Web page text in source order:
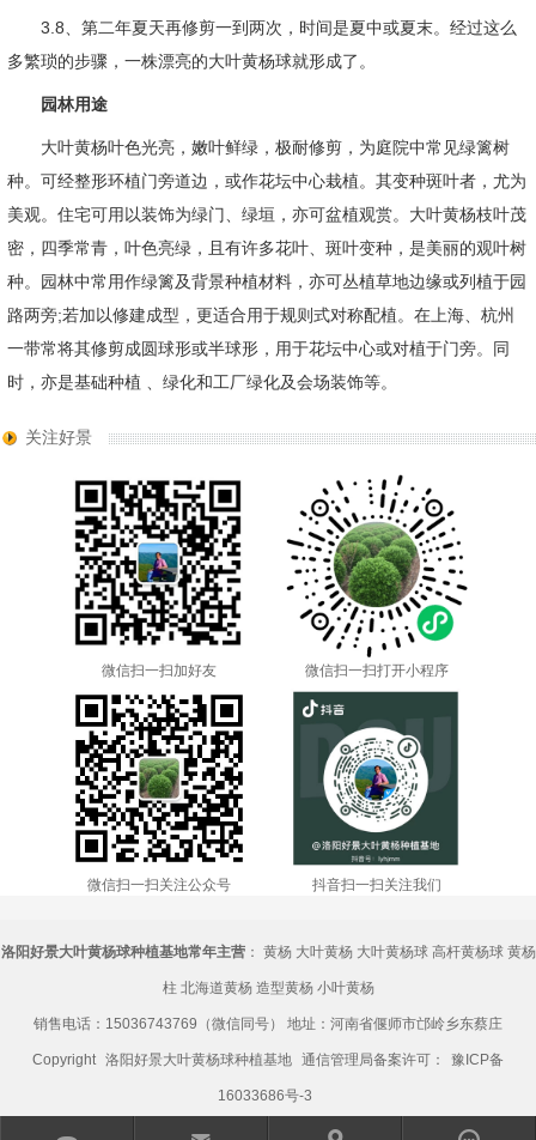
3.8、第二年夏天再修剪一到两次，时间是夏中或夏末。经过这么
多繁琐的步骤，一株漂亮的大叶黄杨球就形成了。
园林用途
大叶黄杨叶色光亮，嫩叶鲜绿，极耐修剪，为庭院中常见绿篱树
种。可经整形环植门旁道边，或作花坛中心栽植。其变种斑叶者，尤为
美观。住宅可用以装饰为绿门、绿垣，亦可盆植观赏。大叶黄杨枝叶茂
密，四季常青，叶色亮绿，且有许多花叶、斑叶变种，是美丽的观叶树
种。园林中常用作绿篱及背景种植材料，亦可丛植草地边缘或列植于园
路两旁;若加以修建成型，更适合用于规则式对称配植。在上海、杭州
一带常将其修剪成圆球形或半球形，用于花坛中心或对植于门旁。同
时，亦是基础种植 、绿化和工厂绿化及会场装饰等。
关注好景
微信扫一扫加好友 微信扫一扫打开小程序
微信扫一扫关注公众号 抖音扫一扫关注我们
洛阳好景大叶黄杨球种植基地常年主营： 黄杨 大叶黄杨 大叶黄杨球 高杆黄杨球 黄杨
柱 北海道黄杨 造型黄杨 小叶黄杨
销售电话：15036743769（微信同号） 地址：河南省偃师市邙岭乡东蔡庄
Copyright 洛阳好景大叶黄杨球种植基地 通信管理局备案许可： 豫ICP备
16033686号-3